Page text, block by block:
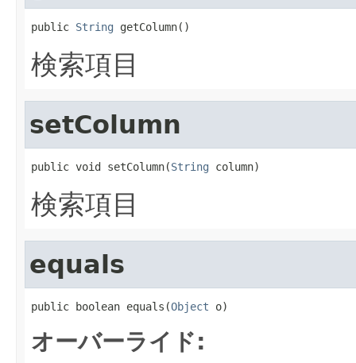
public String getColumn()
検索項目
setColumn
public void setColumn(String column)
検索項目
equals
public boolean equals(Object o)
オーバーライド: